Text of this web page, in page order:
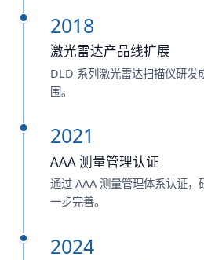
2018
激光雷达产品线扩展
DLD 系列激光雷达扫描仪研发
围。
2021
AAA 测量管理认证
通过 AAA 测量管理体系认证
一步完善。
2024